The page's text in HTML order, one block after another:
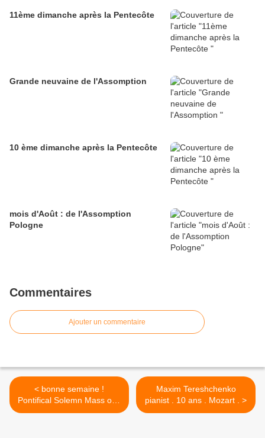
11ème dimanche après la Pentecôte
Grande neuvaine de l'Assomption
10 ème dimanche après la Pentecôte
mois d'Août : de l'Assomption
Pologne
Commentaires
Ajouter un commentaire
< bonne semaine !
Pontifical Solemn Mass osb
+
Maxim Tereshchenko
pianist . 10 ans . Mozart . >